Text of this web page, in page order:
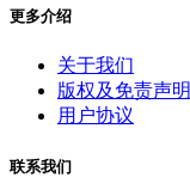
更多介绍
关于我们
版权及免责声明
用户协议
联系我们